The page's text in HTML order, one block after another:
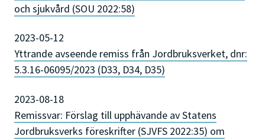
och sjukvård (SOU 2022:58)
2023-05-12
Yttrande avseende remiss från Jordbruksverket, dnr:
5.3.16-06095/2023 (D33, D34, D35)
2023-08-18
Remissvar: Förslag till upphävande av Statens
Jordbruksverks föreskrifter (SJVFS 2022:35) om